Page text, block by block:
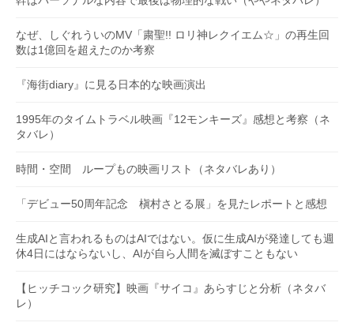
なぜ、しぐれういのMV「粛聖!! ロリ神レクイエム☆」の再生回
数は1億回を超えたのか考察
『海街diary』に見る日本的な映画演出
1995年のタイムトラベル映画『12モンキーズ』感想と考察（ネ
タバレ）
時間・空間 ループもの映画リスト（ネタバレあり）
「デビュー50周年記念 槇村さとる展」を見たレポートと感想
生成AIと言われるものはAIではない。仮に生成AIが発達しても週
休4日にはならないし、AIが自ら人間を滅ぼすこともない
【ヒッチコック研究】映画『サイコ』あらすじと分析（ネタバ
レ）